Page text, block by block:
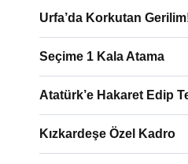
Urfa’da Korkutan
Seçime 1 Kala Atama
Atatürk’e Hakaret Edip
Kızkardeşe Özel Kadro